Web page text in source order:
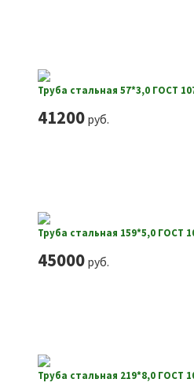
Труба стальная 57*3,0 ГОСТ
41200руб.
Труба стальная 159*5,0 ГОСТ
45000руб.
Труба стальная 219*8,0 ГОСТ